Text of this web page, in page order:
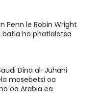
Penn le Robin Wright
ho phatlalatsa
Dina al-Juhani
mosebetsi oa
oa Arabia ea